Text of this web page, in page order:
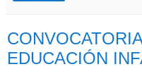
EDUCACIÓN